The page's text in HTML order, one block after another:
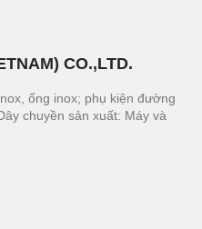
CO.,LTD.
ống inox; phụ kiện đường
chuyền sản xuất: Máy và